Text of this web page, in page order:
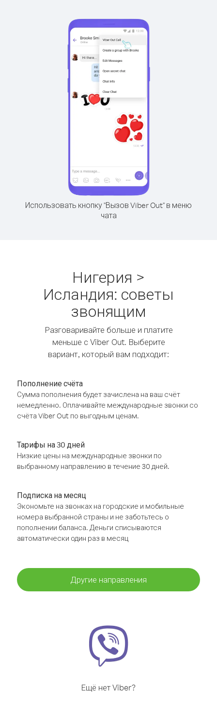
Использовать кнопку "Вызов Viber Out" в меню
чата
Нигерия >
Исландия: советы
звонящим
Разговаривайте больше и платите
меньше с Viber Out. Выберите
вариант, который вам подходит:
Пополнение счёта
Сумма пополнения будет зачислена на ваш счёт
немедленно. Оплачивайте международные звонки со
счёта Viber Out по выгодным ценам.
Тарифы на 30 дней
Низкие цены на международные звонки по
выбранному направлению в течение 30 дней.
Подписка на месяц
Экономьте на звонках на городские и мобильные
номера выбранной страны и не заботьтесь о
пополнении баланса. Деньги списываются
автоматически один раз в месяц
Другие направления
Ещё нет Viber?